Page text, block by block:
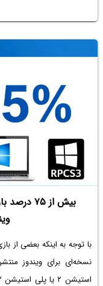
با توجه به اینکه بعضی از
نسخه‌ای برای ویندوز